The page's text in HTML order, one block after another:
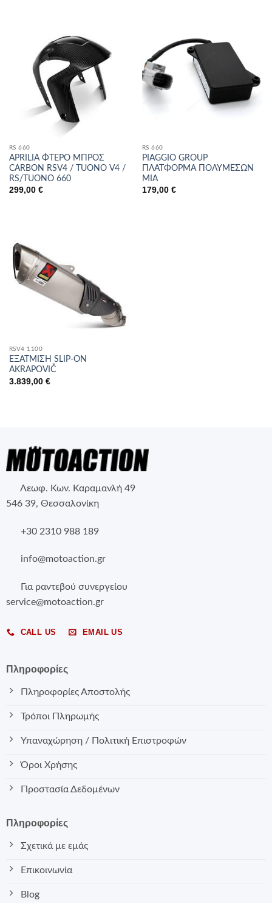
RS 660
APRILIA ΦΤΕΡΟ ΜΠΡΟΣ
CARBON RSV4 / TUONO V4 /
RS/TUONO 660
299,00 €
RS 660
PIAGGIO GROUP
ΠΛΑΤΦΟΡΜΑ ΠΟΛΥΜΕΣΩΝ
MIA
179,00 €
RSV4 1100
ΕΞΑΤΜΙΣΗ SLIP-ON
AKRAPOVIČ
3.839,00 €
Λεωφ. Κων. Καραμανλή 49
546 39, Θεσσαλονίκη
+30 2310 988 189
info@motoaction.gr
Για ραντεβού συνεργείου
service@motoaction.gr
CALL US EMAIL US
Πληροφορίες
Πληροφορίες Αποστολής
Τρόποι Πληρωμής
Υπαναχώρηση / Πολιτική Επιστροφών
Όροι Χρήσης
Προστασία Δεδομένων
Πληροφορίες
Σχετικά με εμάς
Επικοινωνία
Blog